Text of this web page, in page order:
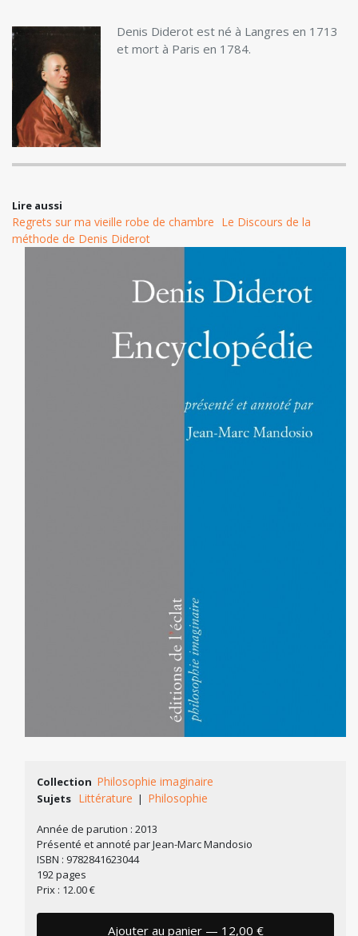
Denis Diderot est né à Langres en 1713
et mort à Paris en 1784.
Lire aussi
Regrets sur ma vieille robe de chambre Le Discours de la
méthode de Denis Diderot
Collection Philosophie imaginaire
Sujets Littérature | Philosophie
Année de parution : 2013
Présenté et annoté par Jean-Marc Mandosio
ISBN : 9782841623044
192 pages
Prix : 12.00 €
Ajouter au panier — 12,00 €